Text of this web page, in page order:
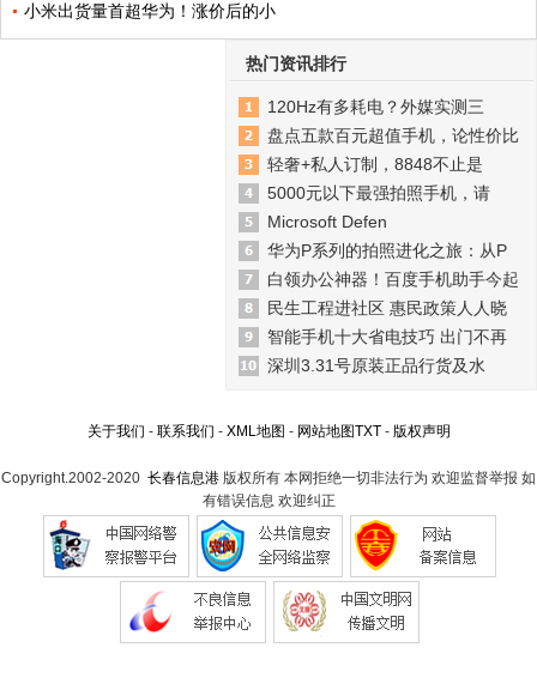
小米出货量首超华为！涨价后的小
热门资讯排行
120Hz有多耗电？外媒实测三
盘点五款百元超值手机，论性价比
轻奢+私人订制，8848不止是
5000元以下最强拍照手机，请
Microsoft Defen
华为P系列的拍照进化之旅：从P
白领办公神器！百度手机助手今起
民生工程进社区 惠民政策人人晓
智能手机十大省电技巧 出门不再
深圳3.31号原装正品行货及水
关于我们 - 联系我们 - XML地图 - 网站地图TXT- 版权声明
Copyright.2002-2020 长春信息港 版权所有 本网拒绝一切非法行为 欢迎监督举报 如
有错误信息 欢迎纠正